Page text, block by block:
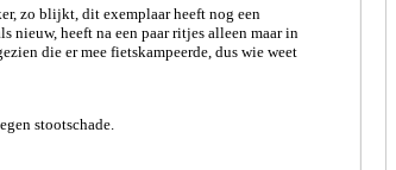
zo blijkt, dit exemplaar heeft nog een
nieuw, heeft na een paar ritjes alleen maar in
die er mee fietskampeerde, dus wie weet
stootschade.